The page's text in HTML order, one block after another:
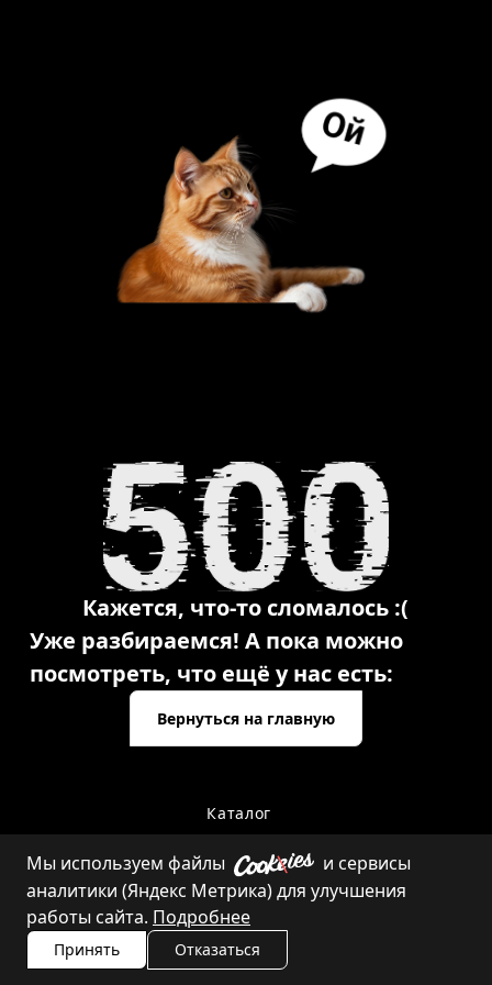
Кажется, что-то сломалось :(
Уже разбираемся! А пока можно
посмотреть, что ещё у нас есть:
Вернуться на главную
Каталог
Контакты
Мы используем файлы
и сервисы
аналитики (Яндекс Метрика) для улучшения
работы сайта. Подробнее
Принять Отказаться